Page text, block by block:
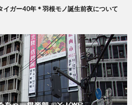
イガー40年＊羽根モノ誕生前夜について